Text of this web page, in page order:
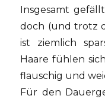
Insgesamt
doch (und trotz
ist ziemlich
Haare fühlen
flauschig und
Für den